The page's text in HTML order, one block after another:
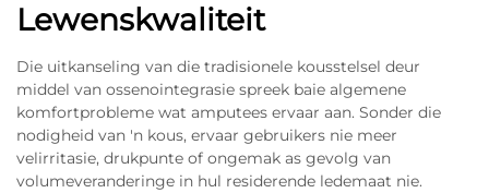
Lewenskwaliteit
Die uitkanseling van die tradisionele kousstelsel deur
middel van ossenointegrasie spreek baie algemene
komfortprobleme wat amputees ervaar aan. Sonder die
nodigheid van 'n kous, ervaar gebruikers nie meer
velirritasie, drukpunte of ongemak as gevolg van
volumeveranderinge in hul residerende ledemaat nie.